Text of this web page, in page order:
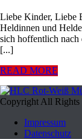
Liebe Kinder, Liebe
Heldinnen und
sich hoffentlich nach
[...]
READ MORE
Copyright All Rights
Impressum
Datenschutz